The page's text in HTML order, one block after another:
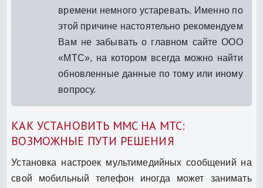
времени немного устаревать. Именно по
этой причине настоятельно рекомендуем
Вам не забывать о главном сайте ООО
«МТС», на котором всегда можно найти
обновленные данные по тому или иному
вопросу.
КАК УСТАНОВИТЬ ММС НА МТС:
ВОЗМОЖНЫЕ ПУТИ РЕШЕНИЯ
Установка настроек мультимедийных сообщений на
свой мобильный телефон иногда может занимать